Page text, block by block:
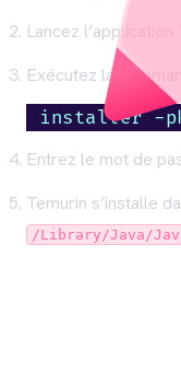
Lancez l’application
Exécutez la
installer -
Entrez le mot de
Temurin s’installe
/Library/Java/